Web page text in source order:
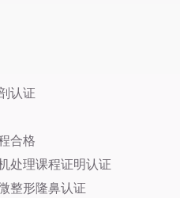
认证
合格
处理课程证明认证
整形隆鼻认证